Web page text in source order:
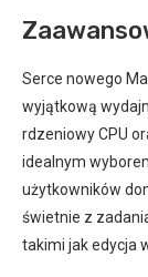
Serce nowego
wyjątkową
rdzeniowy CPU
idealnym
użytkowników
świetnie z
takimi jak edycja